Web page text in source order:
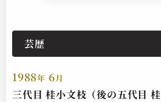
芸歴
1988年 6月
三代目 桂小文枝（後の五代目 桂